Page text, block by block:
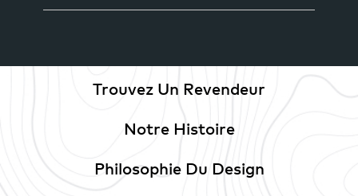
Trouvez Un Revendeur
Notre Histoire
Philosophie Du Design